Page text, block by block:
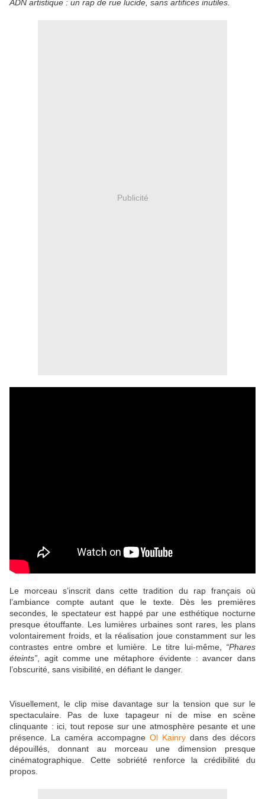
ADN artistique : un rap de rue lucide, sans artifices inutiles.
Publicité
Le morceau s’inscrit dans cette tradition du rap français où
l’ambiance compte autant que le texte. Dès les premières
secondes, le spectateur est happé par une esthétique nocturne
presque étouffante. Les lumières urbaines sont rares, les plans
volontairement froids, et la réalisation joue constamment sur les
contrastes entre ombre et lumière. Le titre lui-même, “Phares
éteints” , agit comme une métaphore évidente : avancer dans
l’obscurité, sans visibilité, en défiant le danger.
Visuellement, le clip mise davantage sur la tension que sur le
spectaculaire. Pas de luxe tapageur ni de mise en scène
clinquante : ici, tout repose sur une atmosphère pesante et une
présence. La caméra accompagne Ol Kainry dans des décors
dépouillés, donnant au morceau une dimension presque
cinématographique. Cette sobriété renforce la crédibilité du
propos.